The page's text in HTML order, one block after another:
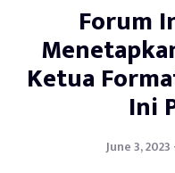
Forum
Ketua
Ini
June 3,